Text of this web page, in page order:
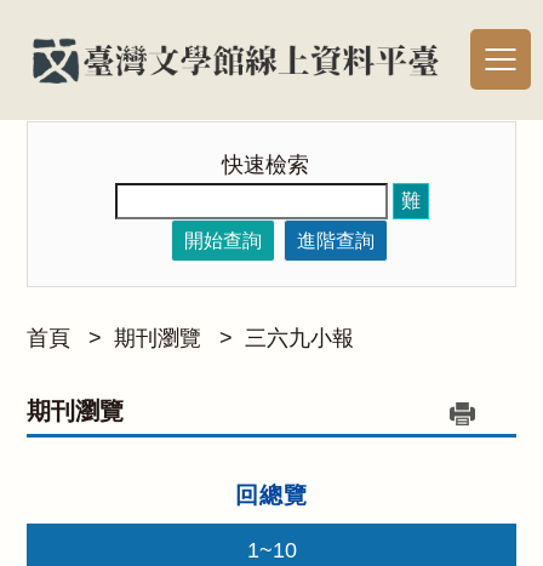
快速檢索
難
開始查詢
進階查詢
首頁 > 期刊瀏覽 > 三六九小報
期刊瀏覽
回總覽
1~10